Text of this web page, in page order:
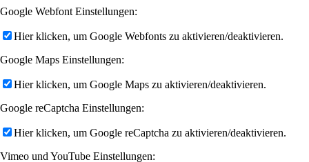
Google Webfont Einstellungen:
Hier klicken, um Google Webfonts zu aktivieren/deaktivieren.
Google Maps Einstellungen:
Hier klicken, um Google Maps zu aktivieren/deaktivieren.
Google reCaptcha Einstellungen:
Hier klicken, um Google reCaptcha zu aktivieren/deaktivieren.
Vimeo und YouTube Einstellungen: